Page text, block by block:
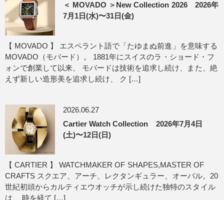
＜ MOVADO ＞New Collection 2026 2026年
7月1日(水)〜31日(金)
【 MOVADO 】 エスペラント語で「たゆまぬ前進」を意味する
MOVADO（モバード）。 1881年にスイスのラ・ショード・フ
ォンで創業して以来、 モバードは技術を追求し続け、また、絶
えず新しい造形美を追求し続け、 ク […]
2026.06.27
Cartier Watch Collection 2026年7月4日
(土)〜12日(日)
【 CARTIER 】 WATCHMAKER OF SHAPES,MASTER OF
CRAFTS スクエア、アーチ、レクタンギュラー、オーバル。20
世紀初頭からカルティエウオッチが示し続けた独特のスタイル
は、 時を経て […]